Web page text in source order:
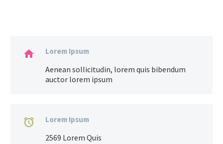
 Lorem Ipsum
Aenean sollicitudin, lorem quis bibendum
auctor lorem ipsum
 Lorem Ipsum
2569 Lorem Quis